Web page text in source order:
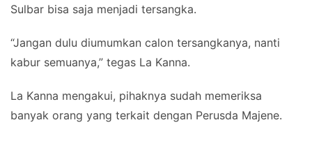
Sulbar bisa saja menjadi tersangka.
“Jangan dulu diumumkan calon tersangkanya, nanti
kabur semuanya,” tegas La Kanna.
La Kanna mengakui, pihaknya sudah memeriksa
banyak orang yang terkait dengan Perusda Majene.